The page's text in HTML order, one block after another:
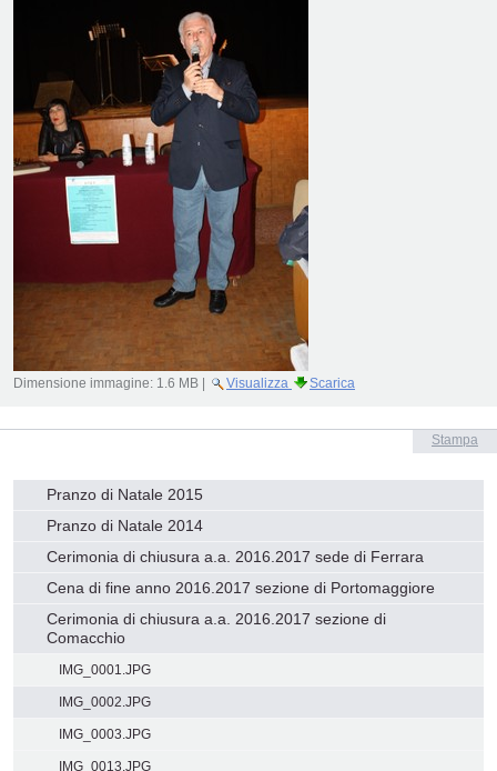
Dimensione immagine: 1.6 MB | Visualizza Scarica
Stampa
Navigazione
Pranzo di Natale 2015
Pranzo di Natale 2014
Cerimonia di chiusura a.a. 2016.2017 sede di Ferrara
Cena di fine anno 2016.2017 sezione di Portomaggiore
Cerimonia di chiusura a.a. 2016.2017 sezione di
Comacchio
IMG_0001.JPG
IMG_0002.JPG
IMG_0003.JPG
IMG_0013.JPG